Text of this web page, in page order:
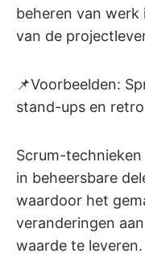
beheren van
van de
📌Voorbeelden:
stand-ups en
Scrum-
in beheersbare
waardoor het
veranderingen
waarde te leveren.